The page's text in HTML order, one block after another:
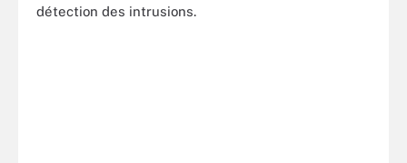
détection des intrusions.